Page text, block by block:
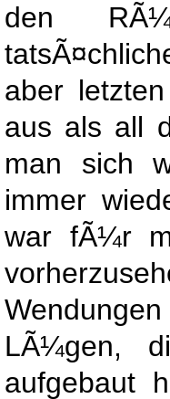
den
aber
aus als all
man sich
immer
war fÃ¼r
LÃ¼gen,
aufgebaut